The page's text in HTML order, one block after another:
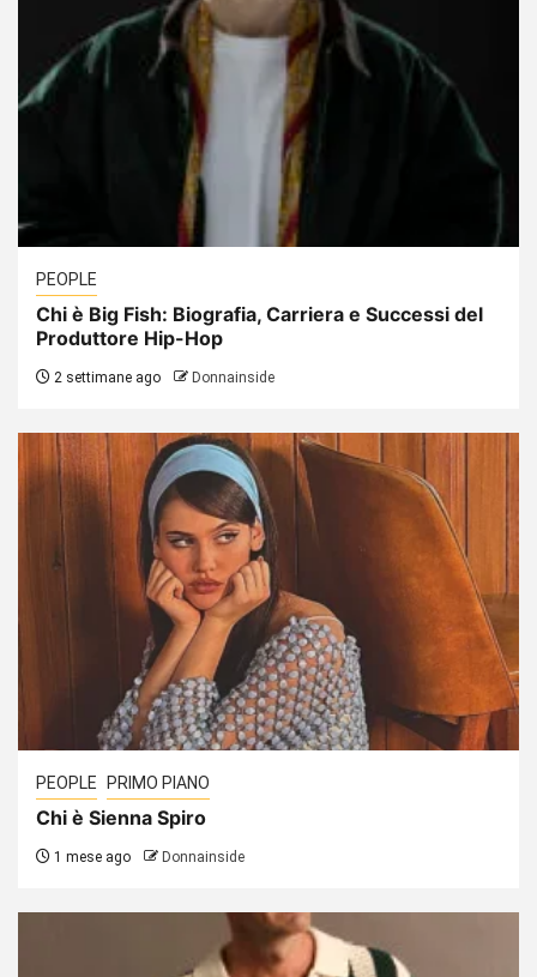
PEOPLE
Chi è Big Fish: Biografia, Carriera e Successi del
Produttore Hip-Hop
2 settimane ago Donnainside
PEOPLE PRIMO PIANO
Chi è Sienna Spiro
1 mese ago Donnainside